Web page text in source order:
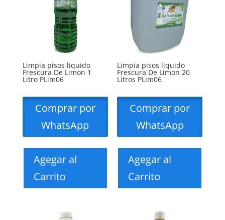
Limpia pisos liquido
Frescura De Limon 1
Litro PLim06
Comprar por
WhatsApp
Agegar al
Carrito
Limpia pisos liquido
Frescura De Limon 20
Litros PLim06
Comprar por
WhatsApp
Agegar al
Carrito